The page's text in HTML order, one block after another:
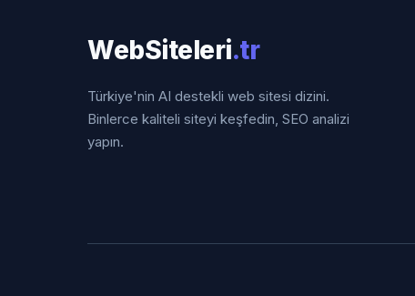
WebSiteleri.tr
Türkiye'nin AI destekli web sitesi dizini.
Binlerce kaliteli siteyi keşfedin, SEO analizi
yapın.